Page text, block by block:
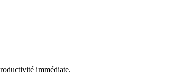
immédiate.